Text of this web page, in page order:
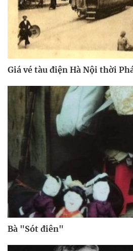
Giá vé tàu điện Hà Nội thời
Bà "Sót điên"